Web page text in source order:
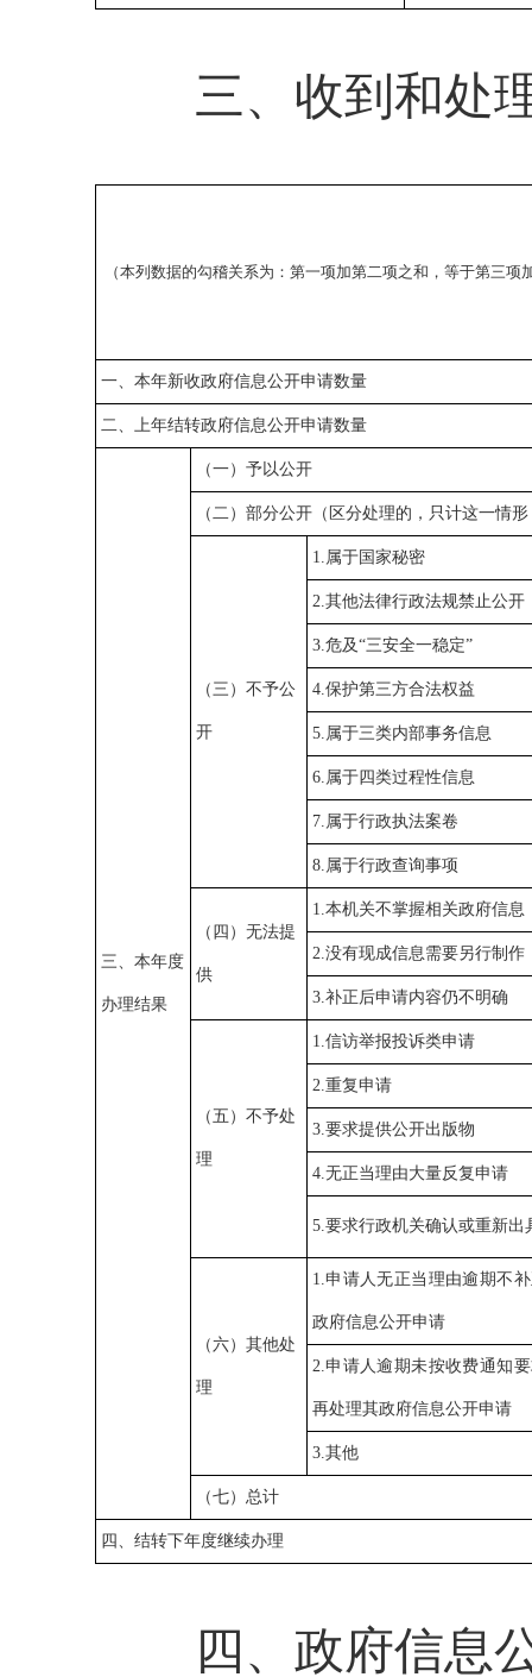
三、收到和处
（本列数据的勾稽关系为：第一项加第二项之和，等于第三项
一、本年新收政府信息公开申请数量
二、上年结转政府信息公开申请数量
三、本年度
办理结果
（一）予以公开
（二）部分公开（区分处理的，只计这一情
（三）不予公
开
1.属于国家秘密
2.其他法律行政法规禁止公开
3.危及“三安全一稳定”
4.保护第三方合法权益
5.属于三类内部事务信息
6.属于四类过程性信息
7.属于行政执法案卷
8.属于行政查询事项
（四）无法提
供
1.本机关不掌握相关政府信息
2.没有现成信息需要另行制作
3.补正后申请内容仍不明确
（五）不予处
理
1.信访举报投诉类申请
2.重复申请
3.要求提供公开出版物
4.无正当理由大量反复申请
5.要求行政机关确认或重新出
（六）其他处
理
1.申请人无正当理由逾期不
政府信息公开申请
2.申请人逾期未按收费通知
再处理其政府信息公开申请
3.其他
（七）总计
四、结转下年度继续办理
四、政府信息